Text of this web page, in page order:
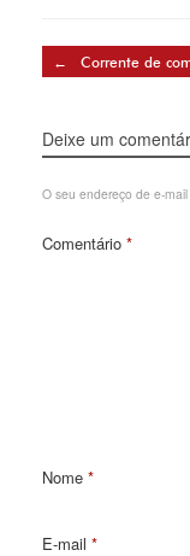
Post navigation
← Corrente de
Deixe um
O seu endereço de e-
Comentário *
Nome *
E-mail *